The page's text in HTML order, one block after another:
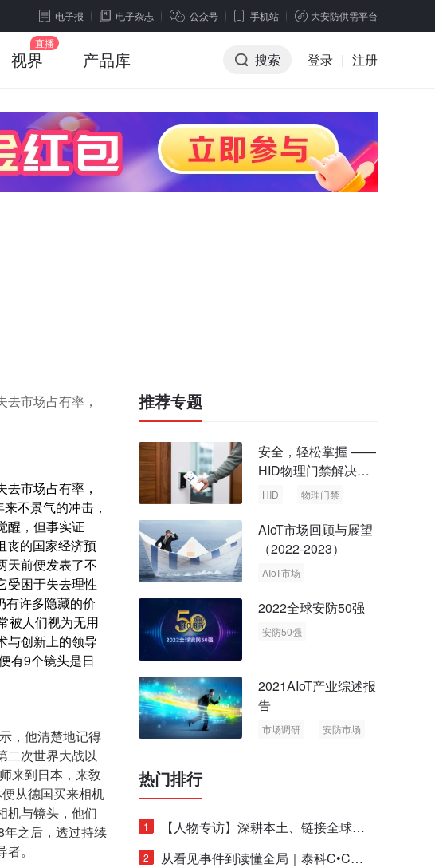
电子报 电子杂志 公众号 手机站 大安防供需平台
视界 产品库 搜索 登录 | 注册
市场占有率，
市场占有率，
不景气的冲击，
醒，但事实证
丧的国家经济预
天前便发表了不
受困于失去理性
有许多隐藏的价
被人们视为无用
与创新上的领导
有9个镜头是日
，他清楚地记得
二次世界大战以
来到日本，来敎
从德国买来相机
机与镜头，他们
年之后，透过持续
。
推荐专题
安全，轻松掌握 ——
HID物理门禁解决方
案，启动智慧安全新
HID 物理门禁
AIoT市场回顾与展望
（2022-2023）
AIoT市场
2022全球安防50强
安防50强
2021AIoT产业综述报
告
市场调研
安防市场
热门排行
1
【人物专访】深耕本土、链接全球：
泰科安防设备张宁解码中国安防出海
2
从看见事件到读懂全局｜泰科C•CUR